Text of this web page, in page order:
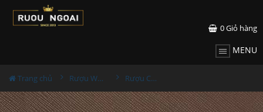
0Giỏ hàng
MENU
Trang chủ Rượu Whisky Rượu Chivas 12YO Hộp Quà 2023